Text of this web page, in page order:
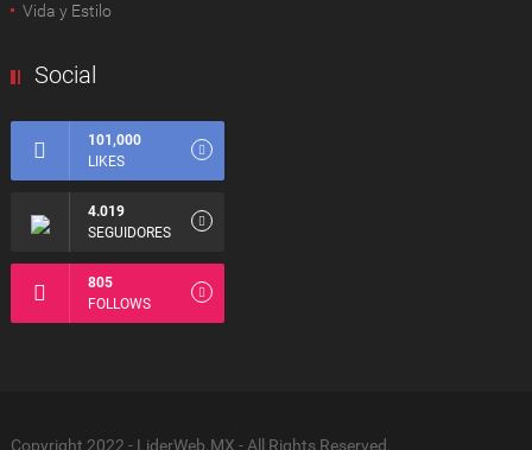
Vida y Estilo
Social
101,000
LIKES
4.019
SEGUIDORES
805
FOLLOWS
Copyright 2022 - LiderWeb.MX - All Rights Reserved.